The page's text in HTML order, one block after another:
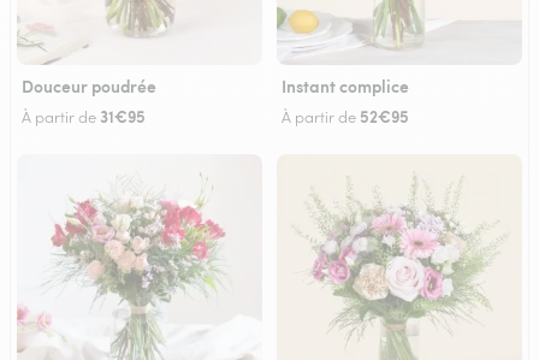
Douceur poudrée
À partir de 31€95
Instant complice
À partir de 52€95